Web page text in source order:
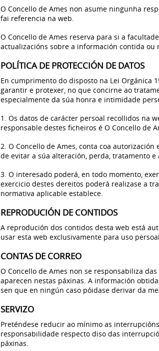
O Concello de Ames non asume ningunha
fai referencia na web.
O Concello de Ames reserva para si a
actualizacións sobre a información contida
POLÍTICA DE PROTECCIÓN DE DATOS
En cumprimento do disposto na Lei Orgánica
garantir e protexer, no que concirne ao
especialmente da súa honra e intimidade
1. Os datos de carácter persoal recollidos na
responsable destes ficheiros é O Concello de
2. O Concello de Ames, conta coa
de evitar a súa alteración, perda, tratamento
3. O interesado poderá, en todo momento,
exercicio destes dereitos poderá realizase a
normativa aplicable establece.
REPRODUCIÓN DE CONTIDOS
A reprodución dos contidos desta web está
usar esta web exclusivamente para uso
CONTAS DE CORREO
O Concello de Ames non se responsabiliza
aparecen nestas páxinas. A información
sen que en ningún caso póidase derivar da
SERVIZO
Preténdese reducir ao mínimo as
responsabilidade respecto diso das
páxinas.